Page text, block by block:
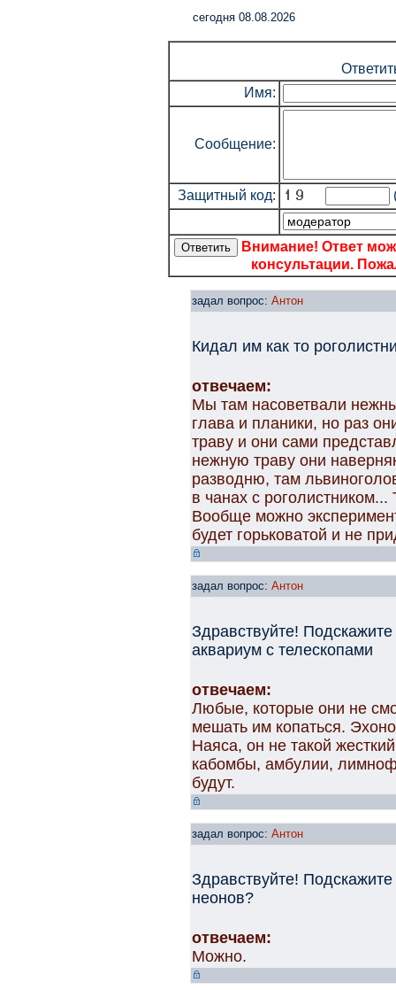
cегодня 08.08.2026
Имя:
Сообщение:
Защитный код:
Внимание! Ответ
консультации.
задал вопрос: Антон
Кидал им как то
отвечаем:
Мы там насоветвали
глава и планики, но раз
траву и они сами
нежную траву они
разводню, там
в чанах с
Вообще можно
будет горьковатой и не
задал вопрос: Антон
Здравствуйте!
аквариум с телескопами
отвечаем:
Любые, которые они не
мешать им копаться.
Наяса, он не такой
кабомбы, амбулии,
будут.
задал вопрос: Антон
Здравствуйте!
неонов?
отвечаем:
Можно.